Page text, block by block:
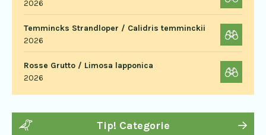
2026
Temmincks Strandloper / Calidris temminckii
2026
Rosse Grutto / Limosa lapponica
2026
Tip! Categorie